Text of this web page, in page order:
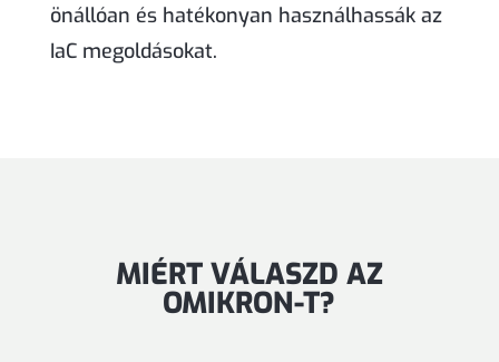
önállóan és hatékonyan használhassák az
IaC megoldásokat.
MIÉRT VÁLASZD AZ
OMIKRON-T?